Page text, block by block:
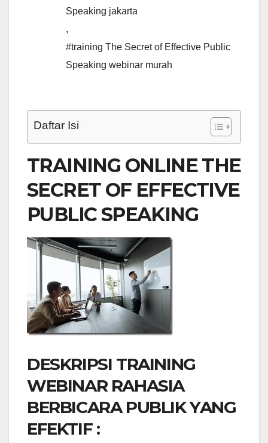
Speaking jakarta
,
#training The Secret of Effective Public
Speaking webinar murah
Daftar Isi
TRAINING ONLINE THE
SECRET OF EFFECTIVE
PUBLIC SPEAKING
DESKRIPSI TRAINING
WEBINAR RAHASIA
BERBICARA PUBLIK YANG
EFEKTIF :